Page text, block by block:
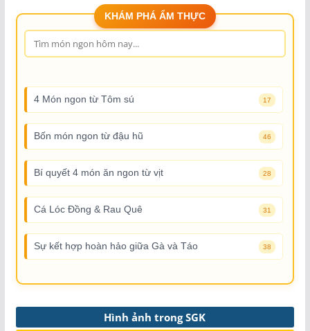
KHÁM PHÁ ẨM THỰC
4 Món ngon từ Tôm sú 17
Bốn món ngon từ đậu hũ 46
Bí quyết 4 món ăn ngon từ vịt 28
Cá Lóc Đồng & Rau Quê 31
Sự kết hợp hoàn hảo giữa Gà và Táo 38
Hình ảnh trong SGK